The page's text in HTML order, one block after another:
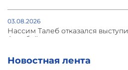
Новостная лента
03.08.2026
Нассим Талеб отказался
Азербайджане
31.07.2026